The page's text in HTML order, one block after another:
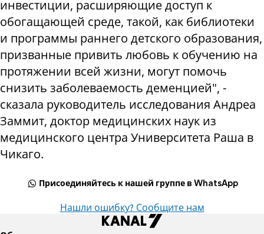
инвестиции, расширяющие доступ к
обогащающей среде, такой, как библиотеки
и программы раннего детского образования,
призванные привить любовь к обучению на
протяжении всей жизни, могут помочь
снизить заболеваемость деменцией", -
сказала руководитель исследования Андреа
Заммит, доктор медицинских наук из
медицинского центра Университета Раша в
Чикаго.
Присоединяйтесь к нашей группе в WhatsApp
Нашли ошибку? Сообщите нам